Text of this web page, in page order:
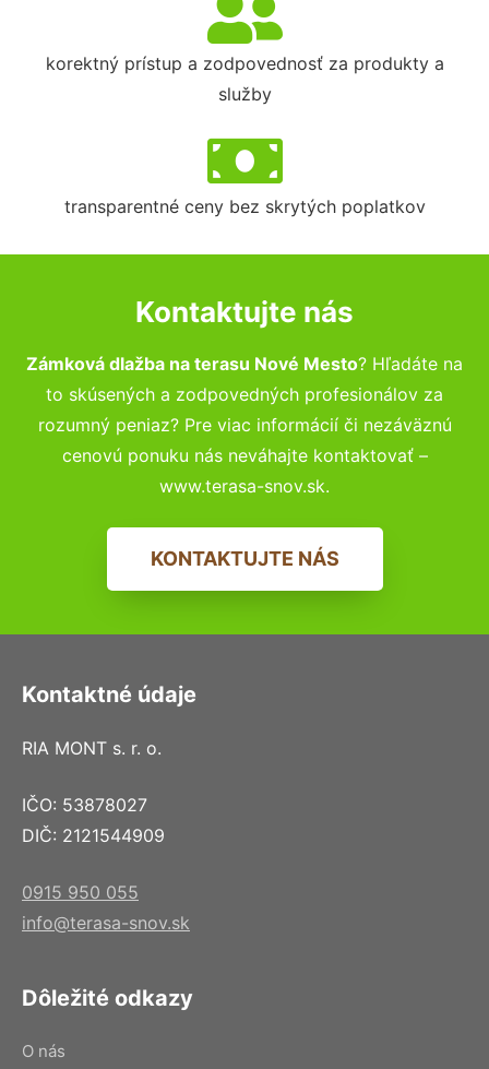
korektný prístup a zodpovednosť za produkty a
služby
transparentné ceny bez skrytých poplatkov
Kontaktujte nás
Zámková dlažba na terasu Nové Mesto? Hľadáte na
to skúsených a zodpovedných profesionálov za
rozumný peniaz? Pre viac informácií či nezáväznú
cenovú ponuku nás neváhajte kontaktovať –
www.terasa-snov.sk.
KONTAKTUJTE NÁS
Kontaktné údaje
RIA MONT s. r. o.
IČO: 53878027
DIČ: 2121544909
0915 950 055
info@terasa-snov.sk
Dôležité odkazy
O nás